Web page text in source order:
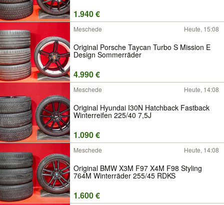
1.940 €
Meschede Heute, 15:08
Original Porsche Taycan Turbo S Mission E
Design Sommerräder
4.990 €
Meschede Heute, 14:08
Original Hyundai I30N Hatchback Fastback
Winterreifen 225/40 7,5J
1.090 €
Meschede Heute, 14:08
Original BMW X3M F97 X4M F98 Styling
764M Winterräder 255/45 RDKS
1.600 €